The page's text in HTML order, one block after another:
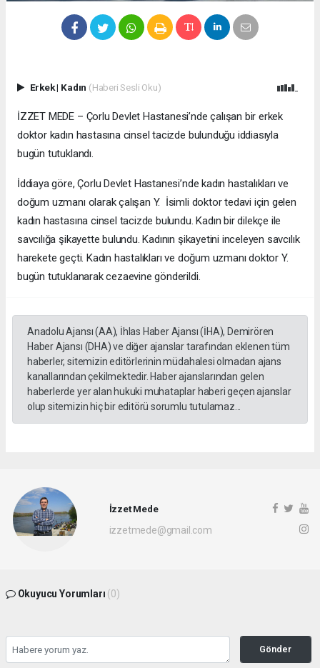
Erkek| Kadın (Haberi Sesli Oku)
İZZET MEDE – Çorlu Devlet Hastanesi’nde çalışan bir erkek
doktor kadın hastasına cinsel tacizde bulunduğu iddiasıyla
bugün tutuklandı.
İddiaya göre, Çorlu Devlet Hastanesi’nde kadın hastalıkları ve
doğum uzmanı olarak çalışan Y. İsimli doktor tedavi için gelen
kadın hastasına cinsel tacizde bulundu. Kadın bir dilekçe ile
savcılığa şikayette bulundu. Kadının şikayetini inceleyen savcılık
harekete geçti. Kadın hastalıkları ve doğum uzmanı doktor Y.
bugün tutuklanarak cezaevine gönderildi.
Anadolu Ajansı (AA), İhlas Haber Ajansı (İHA), Demirören
Haber Ajansı (DHA) ve diğer ajanslar tarafından eklenen tüm
haberler, sitemizin editörlerinin müdahalesi olmadan ajans
kanallarından çekilmektedir. Haber ajanslarından gelen
haberlerde yer alan hukuki muhataplar haberi geçen ajanslar
olup sitemizin hiç bir editörü sorumlu tutulamaz...
İzzet Mede
izzetmede@gmail.com
Okuyucu Yorumları (0)
Gönder